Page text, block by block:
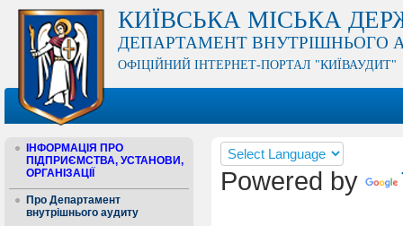
КИЇВСЬКА МІСЬКА
ДЕПАРТАМЕНТ ВНУТРІШНЬОГО
ОФІЦІЙНИЙ ІНТЕРНЕТ-ПОРТАЛ "КИЇВАУДИТ"
ІНФОРМАЦІЯ ПРО
ПІДПРИЄМСТВА, УСТАНОВИ,
ОРГАНІЗАЦІЇ
Про Департамент
внутрішнього аудиту
Powered by